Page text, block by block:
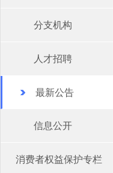
分支机构
人才招聘
最新公告
信息公开
消费者权益保护专栏